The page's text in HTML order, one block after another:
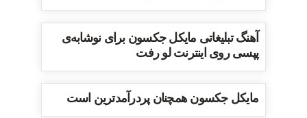
آهنگ تبلیغاتی مایکل جکسون برای نوشابه‌ی
پپسی روی اینترنت لو رفت
مایکل جکسون همچنان پردرآمدترین است